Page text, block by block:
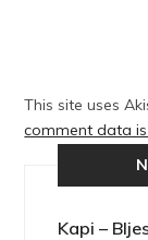
This site uses
comment data
Kapi –